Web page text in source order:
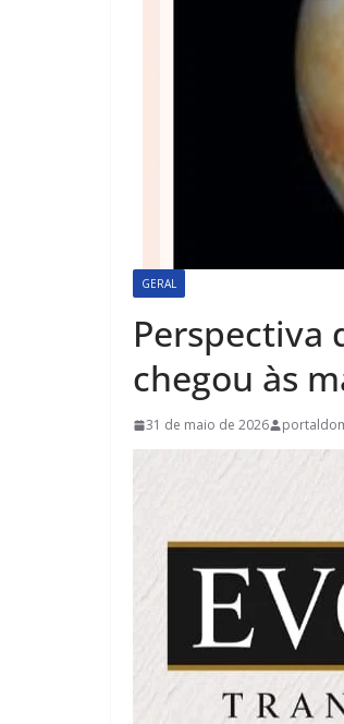
GERAL
Perspectiva
chegou às
31 de maio de 2026